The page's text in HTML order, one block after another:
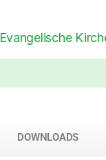
DOWNLOADS